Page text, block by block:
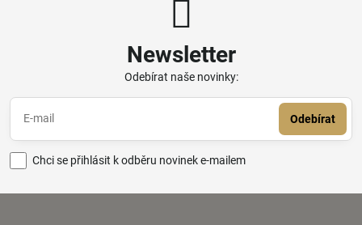
Newsletter
Odebírat naše novinky:
Odebírat
Chci se přihlásit k odběru novinek e-mailem